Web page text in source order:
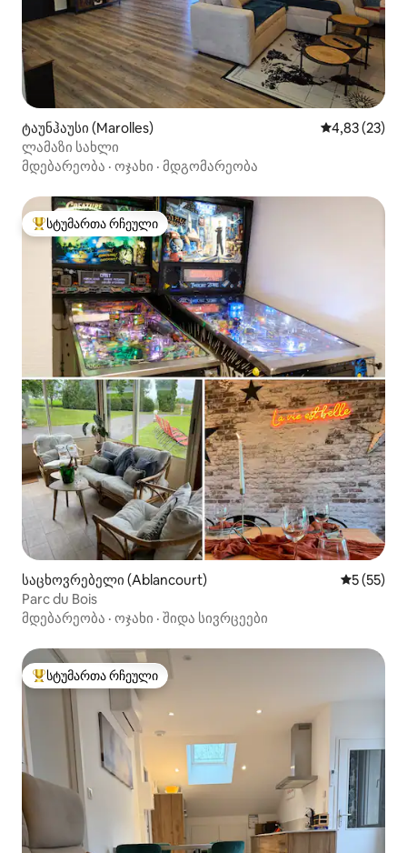
ტაუნჰაუსი (Marolles) საშუალო
4,83 (23)
ლამაზი სახლი
მდებარეობა · ოჯახი · მდგომარეობა
სტუმართა რჩეული მოწინავე ვარიანტი
სტუმართა რჩეული
საცხოვრებელი (Ablancourt) საშუალო
5 (55)
Parc du Bois
მდებარეობა · ოჯახი · შიდა სივრცეები
სტუმართა რჩეული მოწინავე ვარიანტი
სტუმართა რჩეული